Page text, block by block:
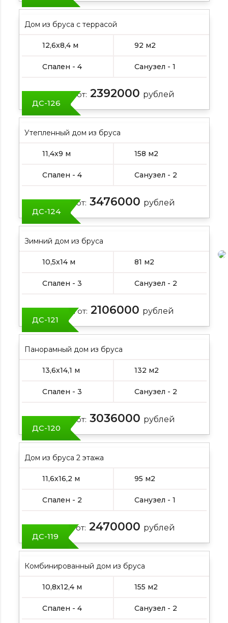
Дом из бруса с террасой
12,6х8,4 м 92 м2
Спален - 4 Санузел - 1
Цена от: 2392000 рублей
ДС-126
Утепленный дом из бруса
11,4х9 м 158 м2
Спален - 4 Санузел - 2
Цена от: 3476000 рублей
ДС-124
Зимний дом из бруса
10,5х14 м 81 м2
Спален - 3 Санузел - 2
Цена от: 2106000 рублей
ДС-121
Панорамный дом из бруса
13,6х14,1 м 132 м2
Спален - 3 Санузел - 2
Цена от: 3036000 рублей
ДС-120
Дом из бруса 2 этажа
11,6х16,2 м 95 м2
Спален - 2 Санузел - 1
Цена от: 2470000 рублей
ДС-119
Комбинированный дом из бруса
10,8х12,4 м 155 м2
Спален - 4 Санузел - 2